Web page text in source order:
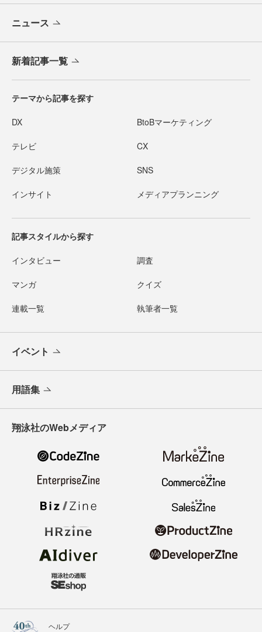
ニュース
新着記事一覧
テーマから記事を探す
DX BtoBマーケティング
テレビ CX
デジタル施策 SNS
インサイト メディアプランニング
記事スタイルから探す
インタビュー 調査
マンガ クイズ
連載一覧 執筆者一覧
イベント
用語集
翔泳社のWebメディア
ヘルプ